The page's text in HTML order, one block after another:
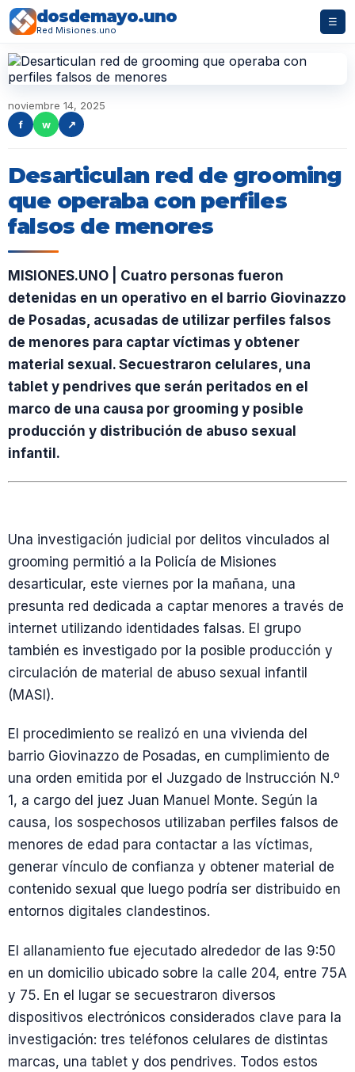
dosdemayo.uno
Red Misiones.uno
☰
noviembre 14, 2025
f
w ↗
Desarticulan red de grooming
que operaba con perfiles
falsos de menores
MISIONES.UNO | Cuatro personas fueron
detenidas en un operativo en el barrio Giovinazzo
de Posadas, acusadas de utilizar perfiles falsos
de menores para captar víctimas y obtener
material sexual. Secuestraron celulares, una
tablet y pendrives que serán peritados en el
marco de una causa por grooming y posible
producción y distribución de abuso sexual
infantil.
Una investigación judicial por delitos vinculados al
grooming permitió a la Policía de Misiones
desarticular, este viernes por la mañana, una
presunta red dedicada a captar menores a través de
internet utilizando identidades falsas. El grupo
también es investigado por la posible producción y
circulación de material de abuso sexual infantil
(MASI).
El procedimiento se realizó en una vivienda del
barrio Giovinazzo de Posadas, en cumplimiento de
una orden emitida por el Juzgado de Instrucción N.º
1, a cargo del juez Juan Manuel Monte. Según la
causa, los sospechosos utilizaban perfiles falsos de
menores de edad para contactar a las víctimas,
generar vínculo de confianza y obtener material de
contenido sexual que luego podría ser distribuido en
entornos digitales clandestinos.
El allanamiento fue ejecutado alrededor de las 9:50
en un domicilio ubicado sobre la calle 204, entre 75A
y 75. En el lugar se secuestraron diversos
dispositivos electrónicos considerados clave para la
investigación: tres teléfonos celulares de distintas
marcas, una tablet y dos pendrives. Todos estos